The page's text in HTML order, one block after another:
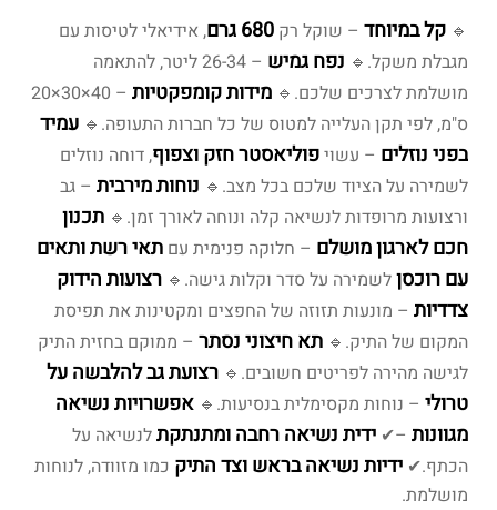
🔹 קל במיוחד – שוקל רק 680 גרם
, אידיאלי לטיסות עם
מגבלת משקל. 🔹 נפח גמיש
– 26-34 ליטר, להתאמה
מושלמת לצרכים שלכם. 🔹 מידות קומפקטיות
– 40×30×20
ס"מ, לפי תקן העלייה למטוס של כל חברות התעופה. 🔹 עמיד
בפני נוזלים – עשויפוליאסטר חזק וצפוף, דוחה נוזלים
לשמירה על הציוד שלכם בכל מצב. 🔹 נוחות מירבית – גב
ורצועות מרופדות לנשיאה קלה ונוחה לאורך זמן. 🔹 תכנון
חכם לארגון מושלם – חלוקה פנימית עם תאי רשת ותאים
עם רוכסןלשמירה על סדר וקלות גישה. 🔹 רצועות הידוק
צדדיות – מונעות תזוזה של החפצים ומקטינות את תפיסת
המקום של התיק. 🔹 תא חיצוני נסתר – ממוקם בחזית התיק
לגישה מהירה לפריטים חשובים. 🔹 רצועת גב להלבשה על
טרולי – נוחות מקסימלית בנסיעות. 🔹 אפשרויות נשיאה
מגוונות –
✔ ידית נשיאה רחבה ומתנתקתלנשיאה על
הכתף.✔ ידיות נשיאה בראש וצד התיק כמו מזוודה, לנוחות
מושלמת.